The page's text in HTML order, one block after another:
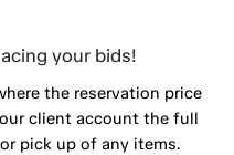
your bids!
the reservation price
client account the full
pick up of any items.